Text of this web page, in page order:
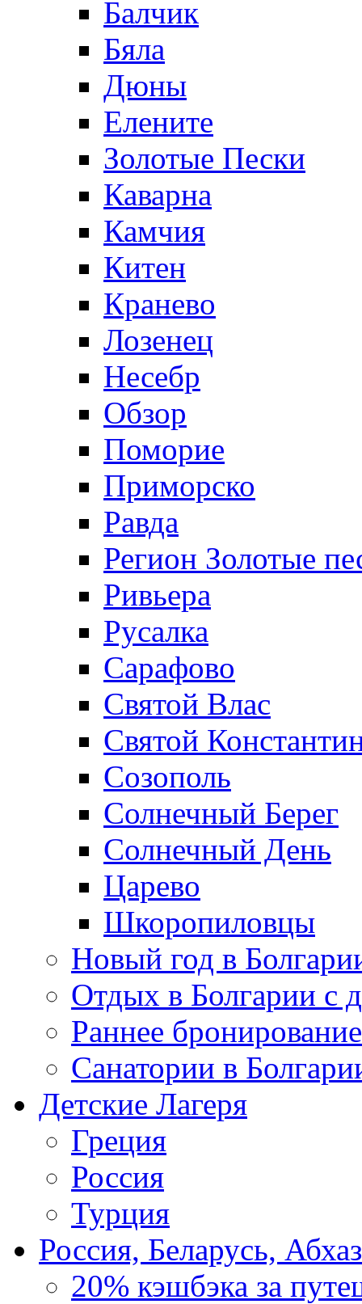
Балчик
Бяла
Дюны
Елените
Золотые Пески
Каварна
Камчия
Китен
Кранево
Лозeнец
Несебр
Обзор
Поморие
Приморско
Равда
Регион Золотые
Ривьера
Русалка
Сарафово
Святой Влас
Святой
Созополь
Солнечный Берег
Солнечный День
Царево
Шкоропиловцы
Новый год в
Отдых в Болгарии с
Раннее
Санатории в
Детские Лагеря
Греция
Россия
Турция
Россия, Беларусь,
20% кэшбэка за